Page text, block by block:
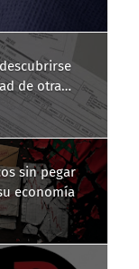
de otra
sin pegar
economía